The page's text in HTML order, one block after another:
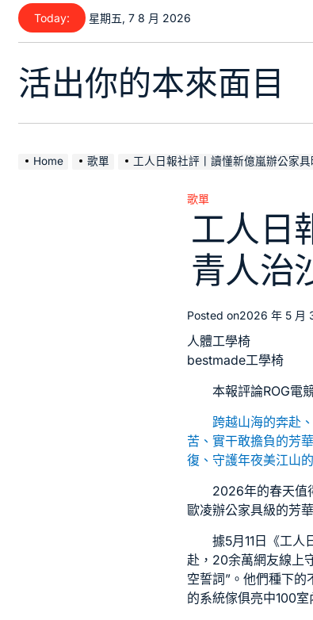
Skip
content
Today: 星期五, 7 8 月 2026
活出你的本來面目
Home 歌單 工人日報社評丨讀懂新億嵐辦公家
Posted
in
歌單
工人日
青人治
Posted on2026 年 5 月
人體工學椅
bestmade工學椅
本報評論ROG電
跨越山海的奔赴
苦、實干敢擔負的芳
復、守護年夜美江山
2026年的春天值
歐凌辦公家具級的芳
據5月11日《工
赴，20余萬網友線上
空誓詞”。他們種下
的系統傢俱亮中100室